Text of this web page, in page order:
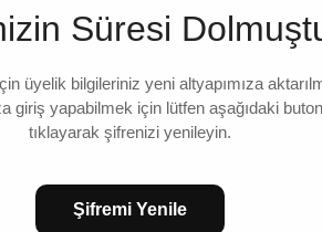
Süresi
üyelik bilgileriniz yeni altyapımıza
giriş yapabilmek için lütfen aşağıdaki
tıklayarak şifrenizi yenileyin.
Şifremi Yenile